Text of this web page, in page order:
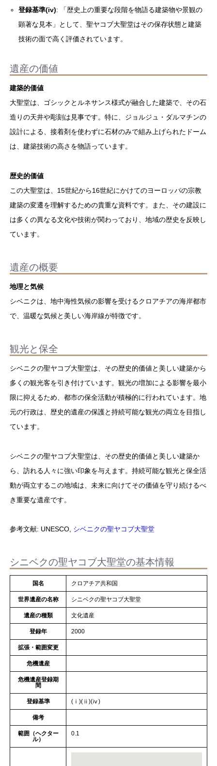
登録基準(iv): 「歴史上の重要な段階を物語る建築物や景観の
顕著な見本」として、聖ヤコブ大聖堂はその保存状態と建築
技術の面で高く評価されています。
遺産の価値
建築的価値
大聖堂は、ゴシックとルネサンス様式が融合した建築で、その石
造りの天井や彫刻は見事です。特に、ジョルジュ・ダルマチンの
設計による、接着剤を使わずに石材のみで組み上げられたドーム
は、建築技術の高さを物語っています。
歴史的価値
この大聖堂は、15世紀から16世紀にかけてのヨーロッパの宗教
建築の変遷を理解するための貴重な資料です。また、その建設に
は多くの異なる文化や技術が関わっており、地域の歴史を反映し
ています。
遺産の概要
地理と気候
シベニクは、地中海性気候の影響を受けるクロアチアの海岸都市
で、温暖な気候と美しい海岸線が特徴です。
観光と保全
シベニクの聖ヤコブ大聖堂は、その歴史的価値と美しい建築から
多くの観光客を引き付けています。観光の増加による影響を最小
限に抑えるため、都市の保全活動が積極的に行われています。地
元の行政は、歴史的遺産の保護と持続可能な観光の両立を目指し
ています。
シベニクの聖ヤコブ大聖堂は、その歴史的価値と美しい建築か
ら、訪れる人々に強い印象を与えます。持続可能な観光と保全活
動が両立するこの地域は、未来に向けてその価値を守り続けるべ
き重要な遺産です。
参考文献: UNESCO, シベニクの聖ヤコブ大聖堂
シニベクの聖ヤコブ大聖堂の基本情報
国名 クロアチア共和国
世界遺産の名称 シニベクの聖ヤコブ大聖堂
遺産の種類 文化遺産
登録年 2000
拡張・範囲変更
危機遺産
危機遺産登録期
間
登録基準 (ⅰ)(ⅱ)(ⅳ)
備考
範囲（ヘクター
ル）
0.1